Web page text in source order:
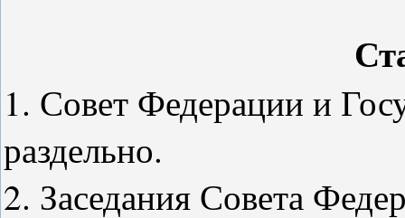
1. Совет Федерации и
раздельно.
2. Заседания Совета